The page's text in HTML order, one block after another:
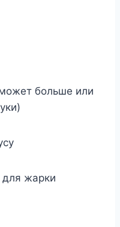
больше или
жарки